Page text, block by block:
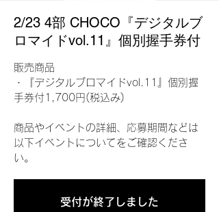
2/23 4部 CHOCO『デジタルブ
ロマイドvol.11』個別握手券付
販売商品
・『デジタルブロマイドvol.11』個別握
手券付1,700円(税込み)
商品やイベントの詳細、応募期間などは
以下イベントについてをご確認くださ
い。
受付が終了しました